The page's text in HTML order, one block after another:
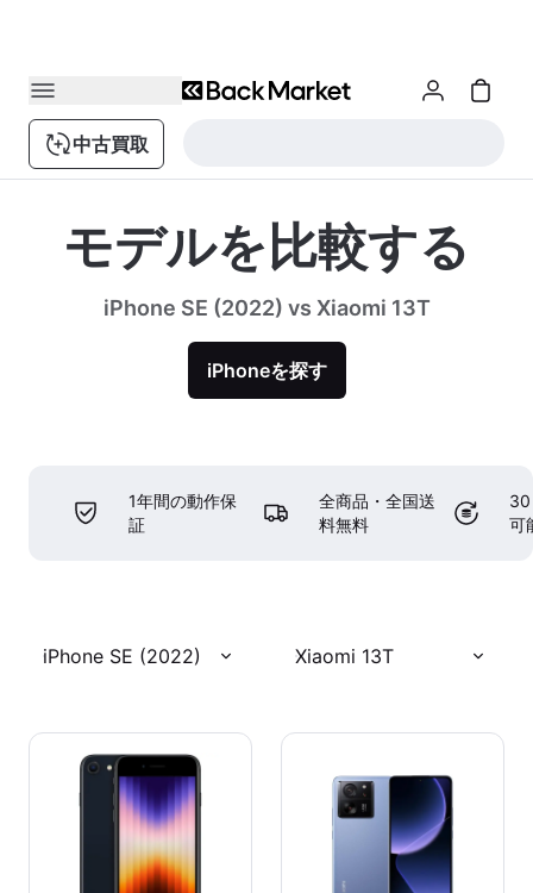
中古買取
モデルを比較する
iPhone SE (2022) vs Xiaomi 13T
iPhoneを探す
1年間の動作保
証
全商品・全国送
料無料
30
可
iPhone SE (2022) Xiaomi 13T